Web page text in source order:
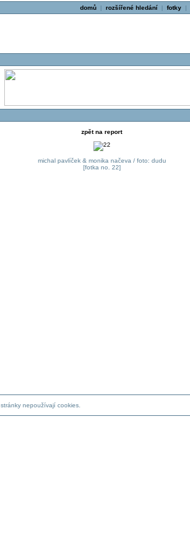
domů| rozšířené hledání| fotky|
zpět na report
michal pavlíček & monika načeva / foto: dudu
[fotka no. 22]
stránky nepoužívají cookies.